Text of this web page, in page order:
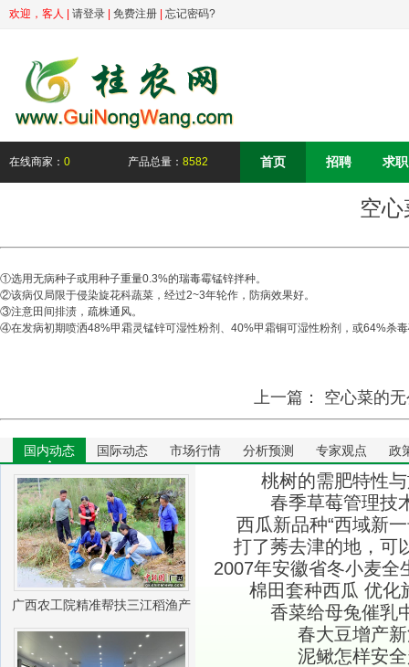
欢迎， 客人 请登录 免费注册 忘记密码?
在线商家： 0 产品总量： 8582 首页 招聘 求职
空
①选用无病种子或用种子重量0.3%的瑞毒霉锰锌拌种。
②该病仅局限于侵染旋花科蔬菜，经过2~3年轮作，防病效果好。
③注意田间排渍，疏株通风。
④在发病初期喷洒48%甲霜灵锰锌可湿性粉剂、40%甲霜铜可湿性粉剂，或64%杀
上一篇： 空心菜的
国内动态 国际动态 市场行情 分析预测 专家观点 政
广西农工院精准帮扶三江稻渔产
业振兴
桃树的需肥特性
春季草莓管理技
西瓜新品种“西域新
打了莠去津的地，可
2007年安徽省冬小麦全
条
棉田套种西瓜 优化
香菜给母兔催乳
春大豆增产
泥鳅怎样安